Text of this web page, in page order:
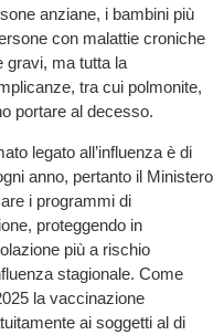
anziane, i bambini più
con malattie croniche
gravi, ma tutta la
tra cui polmonite,
portare al decesso.
legato all’influenza è di
anno, pertanto il Ministero
i programmi di
proteggendo in
più a rischio
stagionale. Come
la vaccinazione
ai soggetti al di